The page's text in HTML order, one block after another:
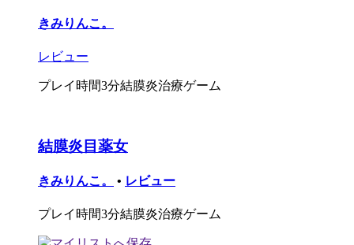
きみりんこ。
レビュー
プレイ時間3分結膜炎治療ゲーム
結膜炎目薬女
きみりんこ。 • レビュー
プレイ時間3分結膜炎治療ゲーム